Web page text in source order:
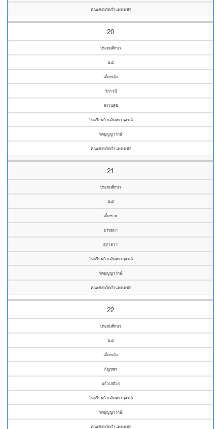
คณะจังหวัดกำแพงเพชร
20
ประถมศึกษา
ป.๕
เด็กหญิง
วิภาวนี
สงวนสุข
โรงเรียนบ้านอินทรานุสรณ์
วัดบุญญารักษ์
คณะจังหวัดกำแพงเพชร
21
ประถมศึกษา
ป.๕
เด็กชาย
ปรัชธนา
สุภาดาว
โรงเรียนบ้านอินทรานุสรณ์
วัดบุญญารักษ์
คณะจังหวัดกำแพงเพชร
22
ประถมศึกษา
ป.๕
เด็กหญิง
กัญชพร
แก้วเสถียร
โรงเรียนบ้านอินทรานุสรณ์
วัดบุญญารักษ์
คณะจังหวัดกำแพงเพชร